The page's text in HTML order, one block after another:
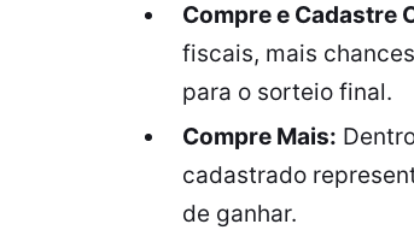
Compre e Cadastre
fiscais, mais
para o sorteio final.
Compre Mais:
cadastrado
de ganhar.